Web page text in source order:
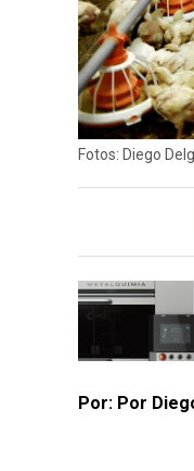
CONTÁCTENOS
TÉRMINOS
CONDICIONES
POLÍTICAS
SMARTPHONE
Fotos: Diego
Por: Por